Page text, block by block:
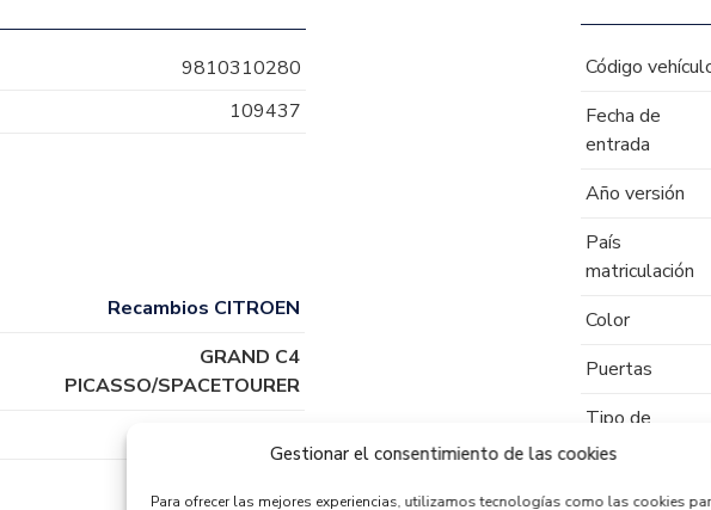
Gestionar el consentimiento de las cookies
Para ofrecer las mejores experiencias, utilizamos tecnologías como las cookies
9810310280
109437
Recambios CITROEN
GRAND C4
PICASSO/SPACETOURER
Código
Fecha de
entrada
Año versión
País
matriculación
Color
Puertas
Tipo de
combustible
Código motor